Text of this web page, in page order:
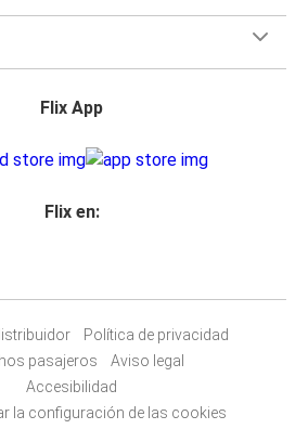
Flix App
Flix en:
Política de privacidad
pasajeros
Aviso legal
Accesibilidad
la configuración de las cookies